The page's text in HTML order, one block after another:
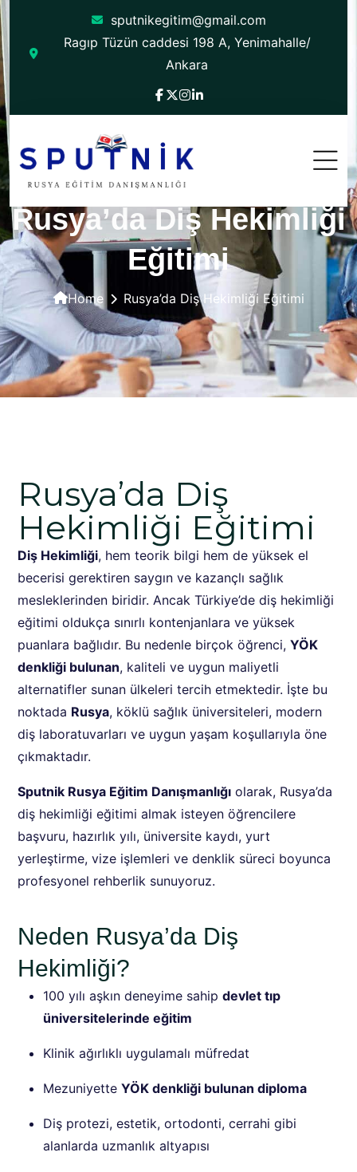
sputnikegitim@gmail.com
Ragıp Tüzün caddesi 198 A, Yenimahalle/
Ankara
Rusya’da Diş Hekimliği
Eğitimi
Home Rusya’da Diş Hekimliği Eğitimi
Rusya’da Diş
Hekimliği Eğitimi
Diş Hekimliği, hem teorik bilgi hem de yüksek el
becerisi gerektiren saygın ve kazançlı sağlık
mesleklerinden biridir. Ancak Türkiye’de diş hekimliği
eğitimi oldukça sınırlı kontenjanlara ve yüksek
puanlara bağlıdır. Bu nedenle birçok öğrenci, YÖK
denkliği bulunan, kaliteli ve uygun maliyetli
alternatifler sunan ülkeleri tercih etmektedir. İşte bu
noktada Rusya, köklü sağlık üniversiteleri, modern
diş laboratuvarları ve uygun yaşam koşullarıyla öne
çıkmaktadır.
Sputnik Rusya Eğitim Danışmanlığı olarak, Rusya’da
diş hekimliği eğitimi almak isteyen öğrencilere
başvuru, hazırlık yılı, üniversite kaydı, yurt
yerleştirme, vize işlemleri ve denklik süreci boyunca
profesyonel rehberlik sunuyoruz.
Neden Rusya’da Diş
Hekimliği?
100 yılı aşkın deneyime sahip devlet tıp
üniversitelerinde eğitim
Klinik ağırlıklı uygulamalı müfredat
Mezuniyette YÖK denkliği bulunan diploma
Diş protezi, estetik, ortodonti, cerrahi gibi
alanlarda uzmanlık altyapısı